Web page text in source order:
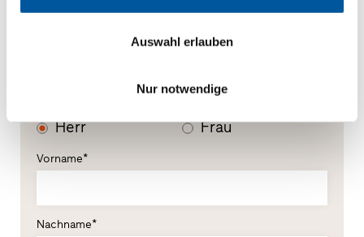
Auswahl erlauben
Nur notwendige
Herr Frau
Vorname*
Nachname*